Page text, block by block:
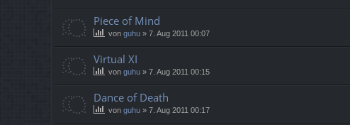
Piece of Mind
von guhu » 7. Aug 2011 00:07
Virtual XI
von guhu » 7. Aug 2011 00:15
Dance of Death
von guhu » 7. Aug 2011 00:17